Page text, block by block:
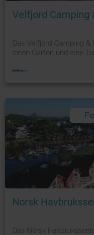
Velfjord Camping
Das Velfjord Camping
einen Garten und eine
Norsk
Das Norsk